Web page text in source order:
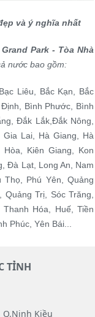
và ý nghĩa nhất
Park - Tòa Nhà
nước bao gồm:
Liêu, Bắc Kạn, Bắc
Bình Phước, Bình
Đắk Lắk,Đắk Nông,
Lai, Hà Giang, Hà
Kiên Giang, Kon
Đà Lạt, Long An, Nam
Phú Yên, Quảng
Trị, Sóc Trăng,
Hóa, Huế, Tiền
Phúc, Yên Bái...
TỈNH
Q.Ninh Kiều